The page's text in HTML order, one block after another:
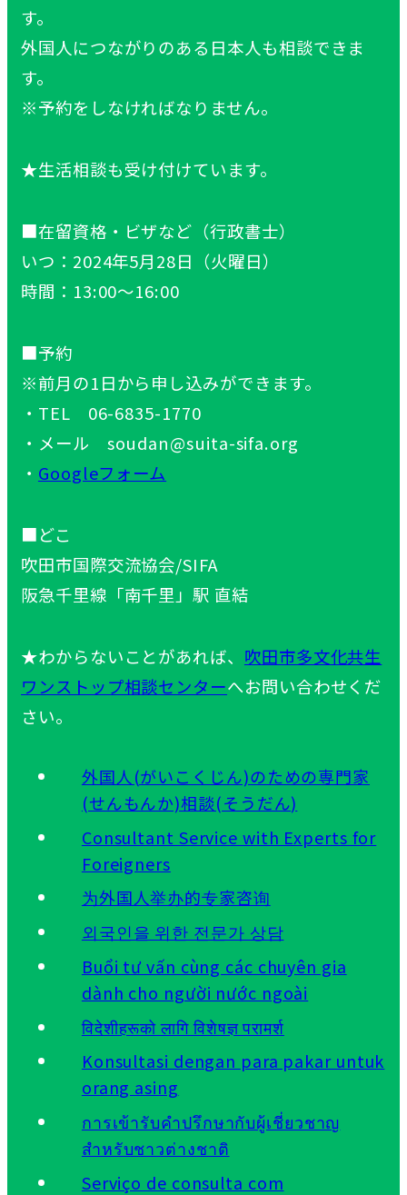
す。
外国人につながりのある日本人も相談できま
す。
※予約をしなければなりません。
★生活相談も受け付けています。
■在留資格・ビザなど（行政書士）
いつ：2024年5月28日（火曜日）
時間：13:00～16:00
■予約
※前月の1日から申し込みができます。
・TEL 06-6835-1770
・メール soudan@suita-sifa.org
・ Googleフォーム
■どこ
吹田市国際交流協会/SIFA
阪急千里線「南千里」駅 直結
★わからないことがあれば、 吹田市多文化共生
ワンストップ相談センターへお問い合わせくだ
さい。
外国人(がいこくじん)のための専門家
(せんもんか)相談(そうだん)
Consultant Service with Experts for
Foreigners
为外国人举办的专家咨询
외국인을 위한 전문가 상담
Buổi tư vấn cùng các chuyên gia
dành cho người nước ngoài
विदेशीहरूको लागि विशेषज्ञ परामर्श
Konsultasi dengan para pakar untuk
orang asing
การเข้ารับคำปรึกษากับผู้เชี่ยวชาญ
สำหรับชาวต่างชาติ
Serviço de consulta com